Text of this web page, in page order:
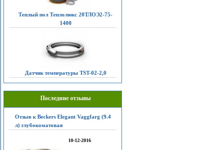
Теплый пол Теплолюкс 20ТЛОЭ2-75-
1400
Датчик температуры TST-02-2,0
Последние отзывы
Отзыв к Beckers Elegant Vaggfarg (9.4
л) глубокоматовая
10-12-2016